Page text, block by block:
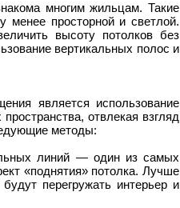
многим жильцам. Такие
просторной и светлой.
высоту потолков без
вертикальных полос и
является использование
отвлекая взгляд
методы:
линий — один из самых
«поднятия» потолка. Лучше
перегружать интерьер и